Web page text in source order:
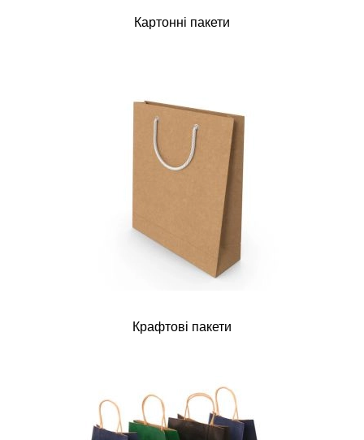
Картонні пакети
Крафтові пакети